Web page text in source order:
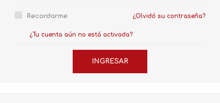
Recordarme ¿Olvidó su contraseña?
¿Tu cuenta aún no está activada?